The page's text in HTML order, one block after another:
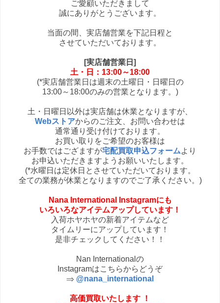
ご愛顧いただきまして
誠にありがとうございます。
当面の間、実店舗営業を下記日程と
させていただいております。
[実店舗営業日]
土・日：13:00～18:00
(*実店舗営業日は週末の土曜日・日曜日の
13:00～18:00のみの営業となります。)
土・日曜日以外は実店舗は休業となりますが、
Webストアからのご注文、お問い合わせは
通常通り受け付けております。
お買い取りをご希望のお客様は
お手数ではござますが宅配買取申込フォームより
お申込いただきますようお願いいたします。
(*水曜日は定休日とさせていただいております。
全ての業務が休業となりますのでご了承ください。)
Nana International Instagramにも
いろいろなアイテムアップしています！
入荷ホヤホヤの新着アイテムなど
タイムリーにアップしています！
是非チェックしてください！！
Nan Internationalの
Instagramはこちらからどうぞ
⇒ @nana_international
高価買取いたします ！